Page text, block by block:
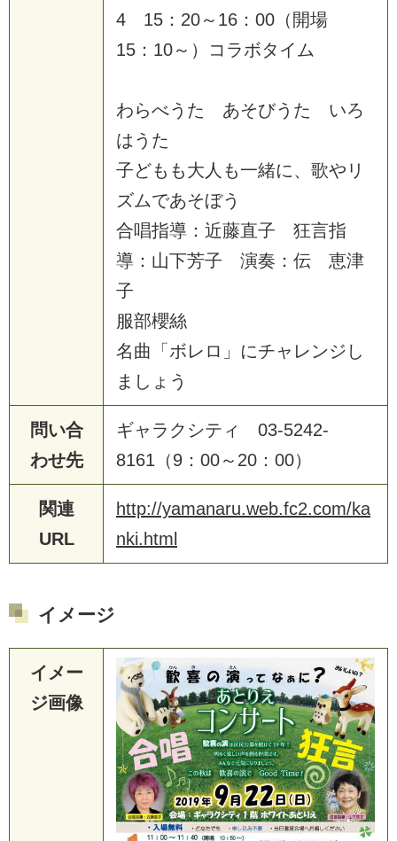
4 15：20～16：00（開場
15：10～）コラボタイム
わらべうた あそびうた いろ
はうた
子どもも大人も一緒に、歌やリ
ズムであそぼう
合唱指導：近藤直子 狂言指
導：山下芳子 演奏：伝 恵津
子
服部櫻絲
名曲「ボレロ」にチャレンジし
ましょう
問い合
わせ先
ギャラクシティ 03-5242-
8161（9：00～20：00）
関連
URL
http://yamanaru.web.fc2.com/ka
nki.html
イメージ
イメー
ジ画像